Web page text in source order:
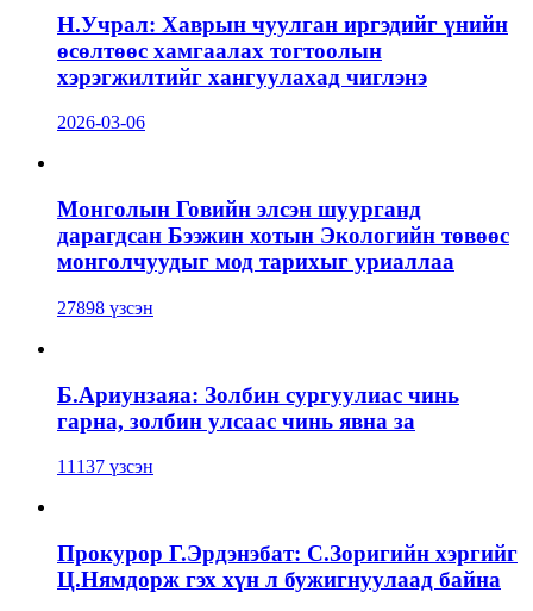
Н.Учрал: Хаврын чуулган иргэдийг үнийн
өсөлтөөс хамгаалах тогтоолын
хэрэгжилтийг хангуулахад чиглэнэ
2026-03-06
Монголын Говийн элсэн шуурганд
дарагдсан Бээжин хотын Экологийн төвөөс
монголчуудыг мод тарихыг уриаллаа
27898 үзсэн
Б.Ариунзаяа: Золбин сургуулиас чинь
гарна, золбин улсаас чинь явна за
11137 үзсэн
Прокурор Г.Эрдэнэбат: С.Зоригийн хэргийг
Ц.Нямдорж гэх хүн л бужигнуулаад байна